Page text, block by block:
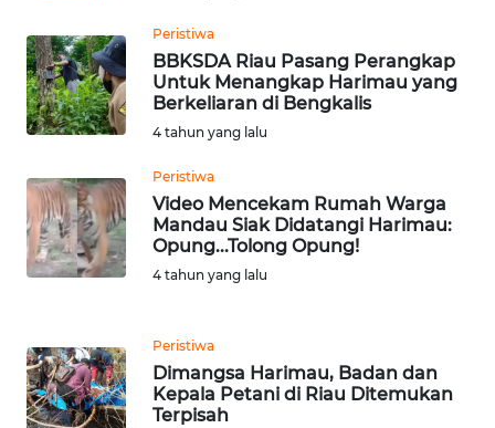
Peristiwa
BBKSDA Riau Pasang Perangkap
Untuk Menangkap Harimau yang
Berkeliaran di Bengkalis
4 tahun yang lalu
Peristiwa
Video Mencekam Rumah Warga
Mandau Siak Didatangi Harimau:
Opung...Tolong Opung!
4 tahun yang lalu
Peristiwa
Dimangsa Harimau, Badan dan
Kepala Petani di Riau Ditemukan
Terpisah
WN
DANAU
TOBA
NIAS
WN
LANGKAT
TAPANULI
SELATAN